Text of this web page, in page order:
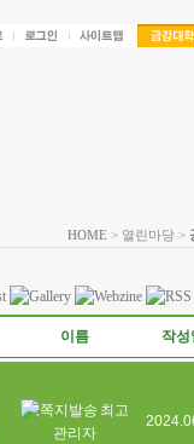
HOME > 열린마당 >
이름 작성
최고
관리자